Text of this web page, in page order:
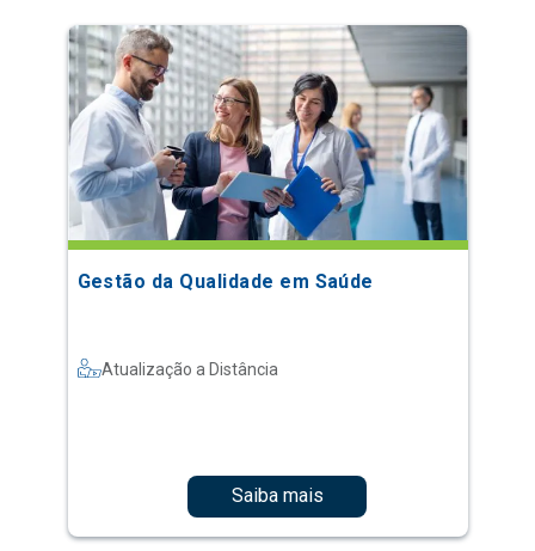
Gestão da Qualidade em Saúde
Atualização a Distância
Saiba mais